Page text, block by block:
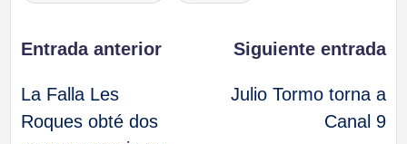
Navegación
de
Entrada anterior
La Falla Les
Roques obté dos
Siguiente entrada
Julio Tormo torna a
Canal 9